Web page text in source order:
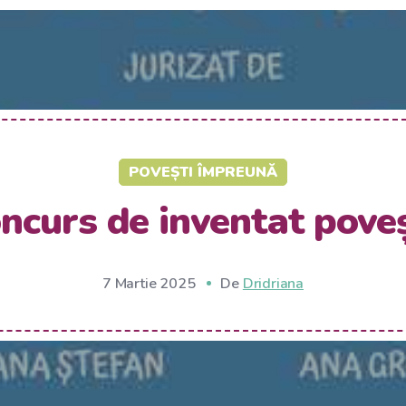
POVEȘTI ÎMPREUNĂ
de inventat
7 Martie 2025 De Dridriana